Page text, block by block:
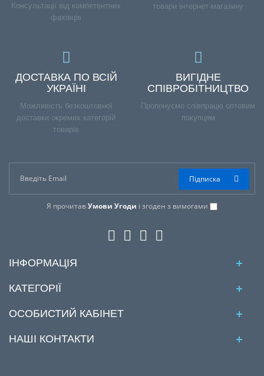
Консультації від компетентних
фахівців
товари інтернет-магазину
ДОСТАВКА ПО ВСІЙ
УКРАЇНІ
Можливість безкоштовної
доставки окремих категорій
товарів
ВИГІДНЕ
СПІВРОБІТНИЦТВО
Пропонуємо співпрацю оптовим
покупцям
Я прочитавУмови Угоди і згоден з вимогами
Підписка
ІНФОРМАЦІЯ
КАТЕГОРІЇ
ОСОБИСТИЙ КАБІНЕТ
НАШІ КОНТАКТИ